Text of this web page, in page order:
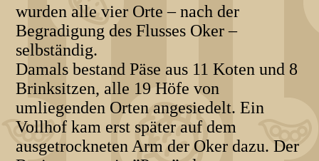
wurden alle vier Orte – nach der
Begradigung des Flusses Oker –
selbständig.
Damals bestand Päse aus 11 Koten und 8
Brinksitzen, alle 19 Höfe von
umliegenden Orten angesiedelt. Ein
Vollhof kam erst später auf dem
ausgetrockneten Arm der Oker dazu. Der